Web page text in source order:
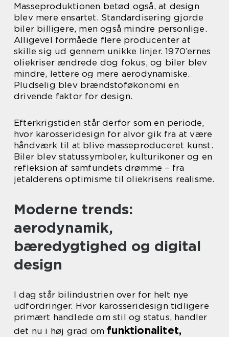
Masseproduktionen betød også, at design
blev mere ensartet. Standardisering gjorde
biler billigere, men også mindre personlige.
Alligevel formåede flere producenter at
skille sig ud gennem unikke linjer. 1970’ernes
oliekriser ændrede dog fokus, og biler blev
mindre, lettere og mere aerodynamiske.
Pludselig blev brændstoføkonomi en
drivende faktor for design.
Efterkrigstiden står derfor som en periode,
hvor karosseridesign for alvor gik fra at være
håndværk til at blive masseproduceret kunst.
Biler blev statussymboler, kulturikoner og en
refleksion af samfundets drømme – fra
jetalderens optimisme til oliekrisens realisme.
Moderne trends:
aerodynamik,
bæredygtighed og digital
design
I dag står bilindustrien over for helt nye
udfordringer. Hvor karosseridesign tidligere
primært handlede om stil og status, handler
det nu i høj grad om funktionalitet,